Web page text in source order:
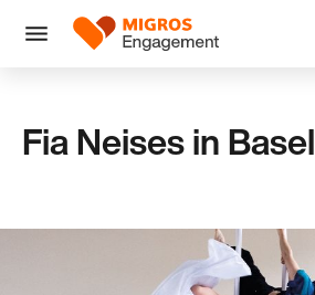
Navigation
überspringen
Menü
Logo
Fia Neises in Basel